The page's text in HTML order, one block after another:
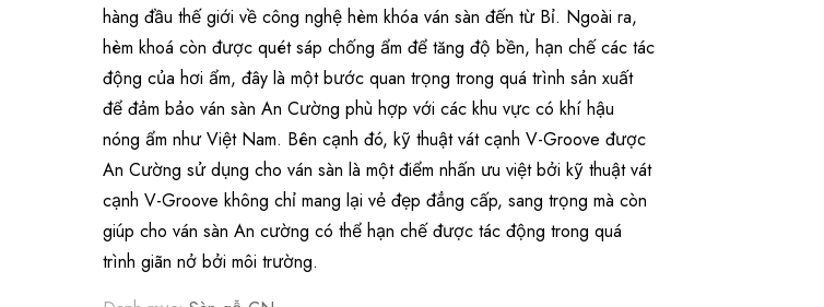
hàng đầu thế giới về công nghệ hèm khóa ván sàn đến từ Bỉ. Ngoài ra,
hèm khoá còn được quét sáp chống ẩm để tăng độ bền, hạn chế các tác
động của hơi ẩm, đây là một bước quan trọng trong quá trình sản xuất
để đảm bảo ván sàn An Cường phù hợp với các khu vực có khí hậu
nóng ẩm như Việt Nam. Bên cạnh đó, kỹ thuật vát cạnh V-Groove được
An Cường sử dụng cho ván sàn là một điểm nhấn ưu việt bởi kỹ thuật vát
cạnh V-Groove không chỉ mang lại vẻ đẹp đẳng cấp, sang trọng mà còn
giúp cho ván sàn An cường có thể hạn chế được tác động trong quá
trình giãn nở bởi môi trường.